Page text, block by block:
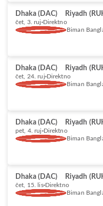
Dhaka (DAC) Riyadh
čet, 3. ruj Direktno
Biman
Dhaka (DAC) Riyadh
čet, 24. ruj Direktno
Biman
Dhaka (DAC) Riyadh
pet, 4. ruj Direktno
Biman
Dhaka (DAC) Riyadh
čet, 15. lis Direktno
Biman